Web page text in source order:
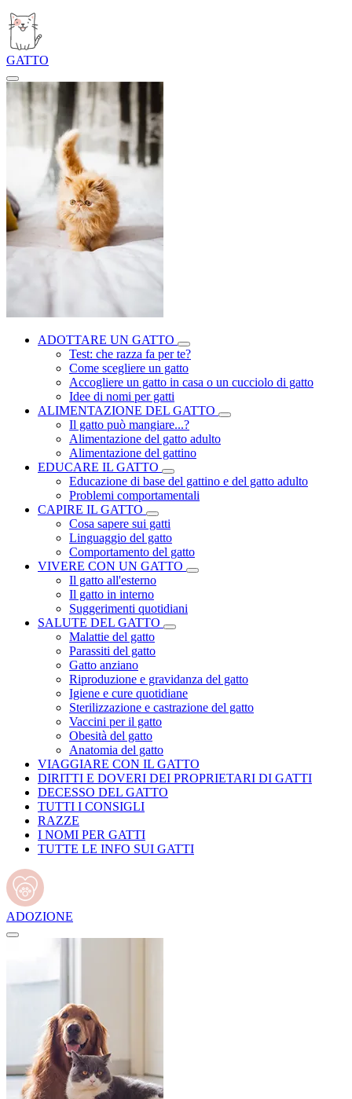
GATTO
ADOTTARE UN GATTO
Test: che razza fa per te?
Come scegliere un gatto
Accogliere un gatto in casa o un cucciolo di gatto
Idee di nomi per gatti
ALIMENTAZIONE DEL GATTO
Il gatto può mangiare...?
Alimentazione del gatto adulto
Alimentazione del gattino
EDUCARE IL GATTO
Educazione di base del gattino e del gatto adulto
Problemi comportamentali
CAPIRE IL GATTO
Cosa sapere sui gatti
Linguaggio del gatto
Comportamento del gatto
VIVERE CON UN GATTO
Il gatto all'esterno
Il gatto in interno
Suggerimenti quotidiani
SALUTE DEL GATTO
Malattie del gatto
Parassiti del gatto
Gatto anziano
Riproduzione e gravidanza del gatto
Igiene e cure quotidiane
Sterilizzazione e castrazione del gatto
Vaccini per il gatto
Obesità del gatto
Anatomia del gatto
VIAGGIARE CON IL GATTO
DIRITTI E DOVERI DEI PROPRIETARI DI GATTI
DECESSO DEL GATTO
TUTTI I CONSIGLI
RAZZE
I NOMI PER GATTI
TUTTE LE INFO SUI GATTI
ADOZIONE